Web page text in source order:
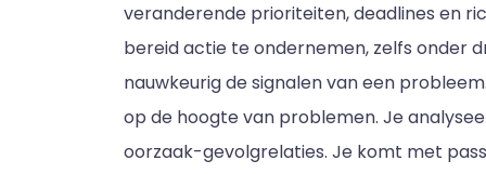
veranderende prioriteiten, deadlines en
bereid actie te ondernemen, zelfs onder
nauwkeurig de signalen van een
op de hoogte van problemen. Je a
oorzaak-gevolgrelaties. Je komt met